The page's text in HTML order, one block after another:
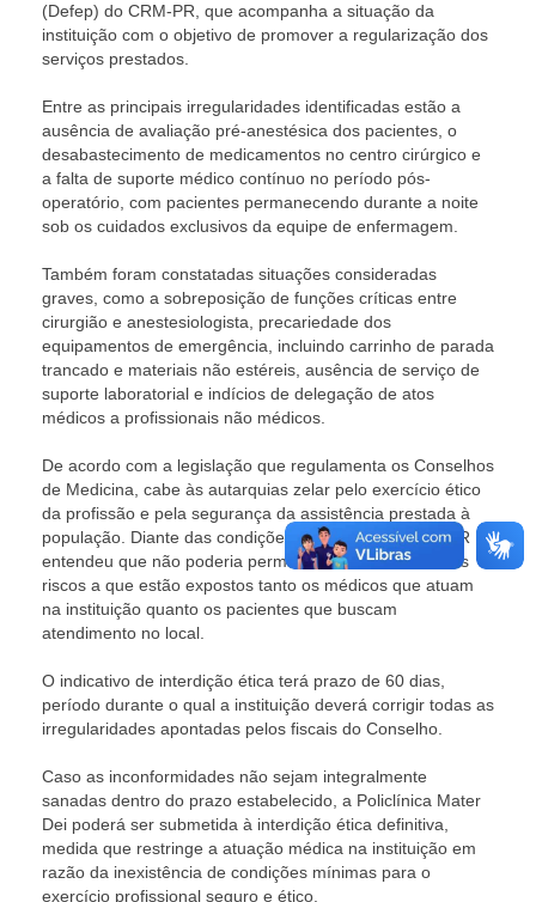
(Defep) do CRM-PR, que acompanha a situação da
instituição com o objetivo de promover a regularização dos
serviços prestados.
Entre as principais irregularidades identificadas estão a
ausência de avaliação pré-anestésica dos pacientes, o
desabastecimento de medicamentos no centro cirúrgico e
a falta de suporte médico contínuo no período pós-
operatório, com pacientes permanecendo durante a noite
sob os cuidados exclusivos da equipe de enfermagem.
Também foram constatadas situações consideradas
graves, como a sobreposição de funções críticas entre
cirurgião e anestesiologista, precariedade dos
equipamentos de emergência, incluindo carrinho de parada
trancado e materiais não estéreis, ausência de serviço de
suporte laboratorial e indícios de delegação de atos
médicos a profissionais não médicos.
De acordo com a legislação que regulamenta os Conselhos
de Medicina, cabe às autarquias zelar pelo exercício ético
da profissão e pela segurança da assistência prestada à
população. Diante das condições verificadas, o CRM-PR
entendeu que não poderia permanecer inerte frente aos
riscos a que estão expostos tanto os médicos que atuam
na instituição quanto os pacientes que buscam
atendimento no local.
O indicativo de interdição ética terá prazo de 60 dias,
período durante o qual a instituição deverá corrigir todas as
irregularidades apontadas pelos fiscais do Conselho.
Caso as inconformidades não sejam integralmente
sanadas dentro do prazo estabelecido, a Policlínica Mater
Dei poderá ser submetida à interdição ética definitiva,
medida que restringe a atuação médica na instituição em
razão da inexistência de condições mínimas para o
exercício profissional seguro e ético.